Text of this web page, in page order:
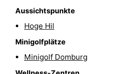
Zentren
Dörfer
Städte
Natur
Führungen
Aussichtspunkte
Hoge Hil
Minigolfplätze
Minigolf Domburg